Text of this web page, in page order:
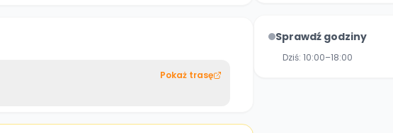
Pokaż trasę
Sprawdź godziny
Dziś: 10:00–18:00